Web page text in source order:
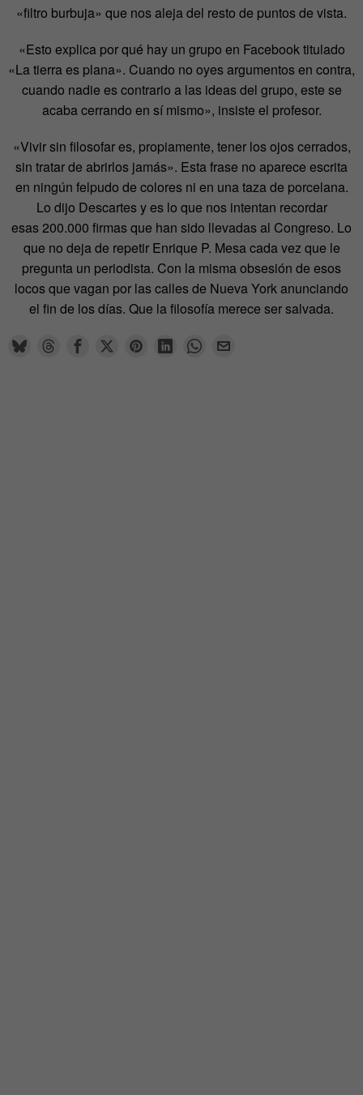
«filtro burbuja» que nos aleja del resto de puntos de vista.
«Esto explica por qué hay un grupo en Facebook titulado
«La tierra es plana». Cuando no oyes argumentos en contra,
cuando nadie es contrario a las ideas del grupo, este se
acaba cerrando en sí mismo», insiste el profesor.
«Vivir sin filosofar es, propiamente, tener los ojos cerrados,
sin tratar de abrirlos jamás». Esta frase no aparece escrita
en ningún felpudo de colores ni en una taza de porcelana.
Lo dijo Descartes y es lo que nos intentan recordar
esas 200.000 firmas que han sido llevadas al Congreso. Lo
que no deja de repetir Enrique P. Mesa cada vez que le
pregunta un periodista. Con la misma obsesión de esos
locos que vagan por las calles de Nueva York anunciando
el fin de los días. Que la filosofía merece ser salvada.